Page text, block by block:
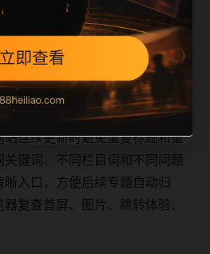
连续更新时避免重复标题和重
键词、不同栏目词和不同问题
入口，方便后续专题自动归
复查首屏、图片、跳转体验、